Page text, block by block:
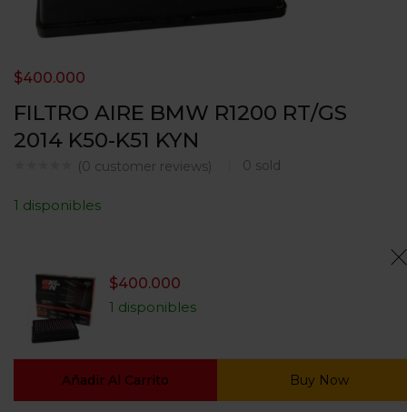
FILTRO AIRE BMW R1200 RT/GS
2014 K50-K51 KYN
(0 customer reviews) 0 sold
$400.000
1 disponibles
$400.000
1 disponibles
Añadir Al Carrito Buy Now